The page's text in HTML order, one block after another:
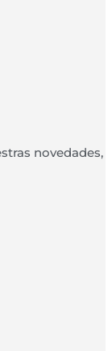
novedades,